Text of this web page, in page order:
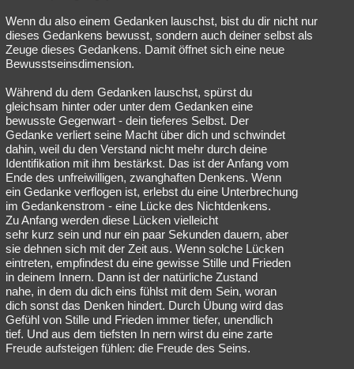
Wenn du also einem Gedanken lauschst, bist du dir nicht nur
dieses Gedankens bewusst, sondern auch deiner selbst als
Zeuge dieses Gedankens. Damit öffnet sich eine neue
Bewusstseinsdimension.
Während du dem Gedanken lauschst, spürst du
gleichsam hinter oder unter dem Gedanken eine
bewusste Gegenwart - dein tieferes Selbst. Der
Gedanke verliert seine Macht über dich und schwindet
dahin, weil du den Verstand nicht mehr durch deine
Identifikation mit ihm bestärkst. Das ist der Anfang vom
Ende des unfreiwilligen, zwanghaften Denkens. Wenn
ein Gedanke verflogen ist, erlebst du eine Unterbrechung
im Gedankenstrom - eine Lücke des Nichtdenkens.
Zu Anfang werden diese Lücken vielleicht
sehr kurz sein und nur ein paar Sekunden dauern, aber
sie dehnen sich mit der Zeit aus. Wenn solche Lücken
eintreten, empfindest du eine gewisse Stille und Frieden
in deinem Innern. Dann ist der natürliche Zustand
nahe, in dem du dich eins fühlst mit dem Sein, woran
dich sonst das Denken hindert. Durch Übung wird das
Gefühl von Stille und Frieden immer tiefer, unendlich
tief. Und aus dem tiefsten In nern wirst du eine zarte
Freude aufsteigen fühlen: die Freude des Seins.